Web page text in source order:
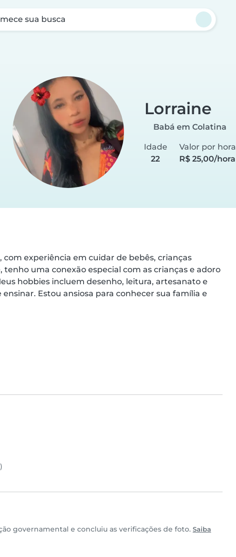
sua busca
Lorraine
Babá em Colatina
Idade
22
Valor por hora
R$ 25,00/hora
experiência em cuidar de bebês, crianças
uma conexão especial com as crianças e adoro
hobbies incluem desenho, leitura, artesanato e
Estou ansiosa para conhecer sua família e
governamental e concluiu as verificações de foto. Saiba